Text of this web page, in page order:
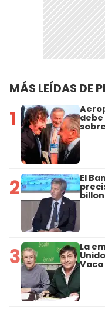
MÁS LEÍDAS DE
1
2 El
3 La